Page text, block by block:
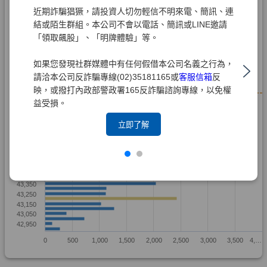
近期詐騙猖獗，請投資人切勿輕信不明來電、簡訊、連
結或陌生群組。本公司不會以電話、簡訊或LINE邀請
「領取飆股」、「明牌體驗」等。
如果您發現社群媒體中有任何假借本公司名義之行為，
請洽本公司反詐騙專線(02)35181165或客服信箱反
映，或撥打內政部警政署165反詐騙諮詢專線，以免權
益受損。
立即了解